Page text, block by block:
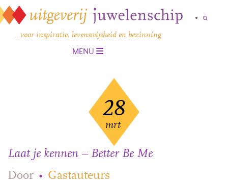
…voor inspiratie, levenswijsheid en bezinning
MENU
28
mrt
Laat je kennen – Better Be Me
Door • Gastauteurs